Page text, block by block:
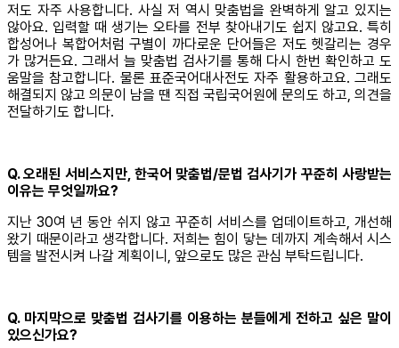
저도 자주 사용합니다. 사실 저 역시 맞춤법을 완벽하게 알고 있지는
않아요. 입력할 때 생기는 오타를 전부 찾아내기도 쉽지 않고요. 특히
합성어나 복합어처럼 구별이 까다로운 단어들은 저도 헷갈리는 경우
가 많거든요. 그래서 늘 맞춤법 검사기를 통해 다시 한번 확인하고 도
움말을 참고합니다. 물론 표준국어대사전도 자주 활용하고요. 그래도
해결되지 않고 의문이 남을 땐 직접 국립국어원에 문의도 하고, 의견을
전달하기도 합니다.
Q. 오래된 서비스지만, 한국어 맞춤법/문법 검사기가 꾸준히 사랑받는
이유는 무엇일까요?
지난 30여 년 동안 쉬지 않고 꾸준히 서비스를 업데이트하고, 개선해
왔기 때문이라고 생각합니다. 저희는 힘이 닿는 데까지 계속해서 시스
템을 발전시켜 나갈 계획이니, 앞으로도 많은 관심 부탁드립니다.
Q. 마지막으로 맞춤법 검사기를 이용하는 분들에게 전하고 싶은 말이
있으신가요?